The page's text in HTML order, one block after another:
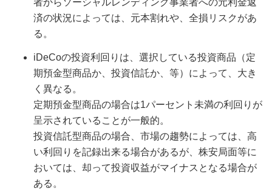
済の状況によっては、元本割れや、全損リスクがあ
る。
iDeCoの投資利回りは、選択している投資商品（定
期預金型商品か、投資信託か、等）によって、大き
く異なる。
定期預金型商品の場合は1パーセント未満の利回りが
呈示されていることが一般的。
投資信託型商品の場合、市場の趨勢によっては、高
い利回りを記録出来る場合があるが、株安局面等に
おいては、却って投資収益がマイナスとなる場合が
ある。